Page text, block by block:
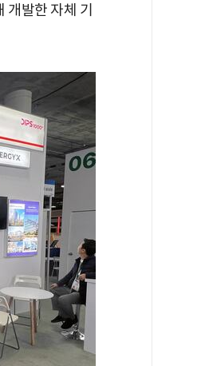
발한 자체 기